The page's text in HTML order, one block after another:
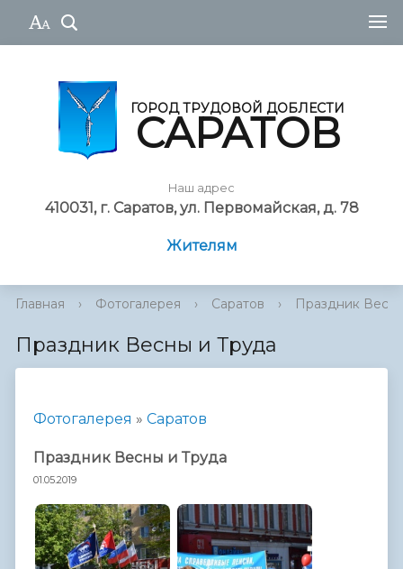
ГОРОД ТРУДОВОЙ ДОБЛЕСТИ
САРАТОВ
Наш адрес
410031, г. Саратов, ул. Первомайская, д. 78
Жителям
Главная › Фотогалерея › Саратов › Праздник
Праздник Весны и Труда
Фотогалерея » Саратов
Праздник Весны и Труда
01.05.2019